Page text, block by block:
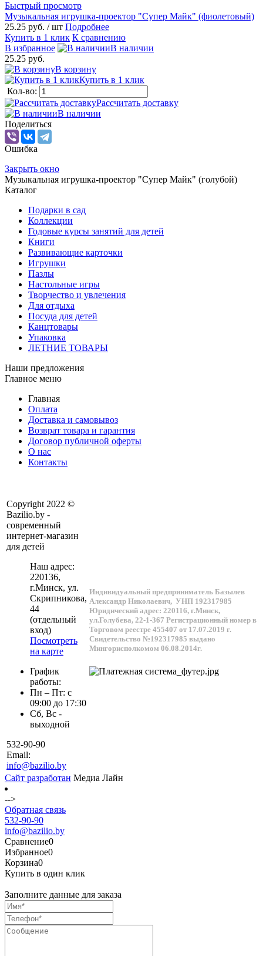
Быстрый просмотр
Музыкальная игрушка-проектор "Супер Майк" (фиолетовый)
25.25 руб. / шт Подробнее
Купить в 1 клик К сравнению
В избранное
В наличии
25.25 руб.
В корзину
Купить в 1 клик
Кол-во:
Рассчитать доставку
В наличии
Поделиться
Ошибка
Закрыть окно
Музыкальная игрушка-проектор "Супер Майк" (голубой)
Каталог
Подарки в сад
Коллекции
Годовые курсы занятий для детей
Книги
Развивающие карточки
Игрушки
Пазлы
Настольные игры
Творчество и увлечения
Для отдыха
Посуда для детей
Канцтовары
Упаковка
ЛЕТНИЕ ТОВАРЫ
Наши предложения
Главное меню
Главная
Оплата
Доставка и самовывоз
Возврат товара и гарантия
Договор публичной оферты
О нас
Контакты
Copyright 2022 ©
Bazilio.by -
современный
интернет-магазин
для детей
Наш адрес:
220136,
г.Минск, ул.
Скрипникова,
44
(отдельный
вход)
Посмотреть
на карте
График
работы:
Пн – Пт: с
09:00 до 17:30
Сб, Вс -
выходной
532-90-90
Email:
info@bazilio.by
Индивидуальный предприниматель Базылев
Александр Николаевич, УНП 192317985
Юридический адрес: 220116, г.Минск,
ул.Голубева, 22-1-367 Регистрационный номер в
Торговом реестре 455407 от 17.07.2019 г.
Свидетельство №192317985 выдано
Мингорисполкомом 06.08.2014г.
Сайт разработан Медиа Лайн
-->
Обратная связь
532-90-90
info@bazilio.by
Сравнение0
Избранное0
Корзина0
Купить в один клик
Заполните данные для заказа